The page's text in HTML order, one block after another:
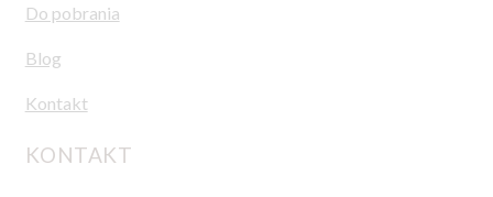
Do pobrania
Blog
Kontakt
KONTAKT